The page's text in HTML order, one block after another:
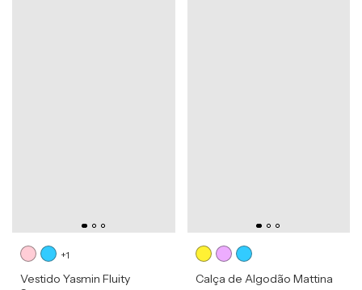
+1
Vestido Yasmin Fluity
Calça de Algodão Mattina